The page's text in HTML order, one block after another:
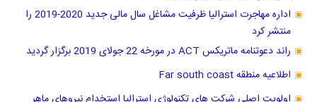
اداره مهاجرت استرالیا ظرفیت مشاغل سال مالی جدید 2020-2019 را
منتشر کرد
راند دعوتنامه ماتریکس ACT در مورخه 22 جولای 2019 برگزار گردید
اطلاعیه منطقه Far south coast